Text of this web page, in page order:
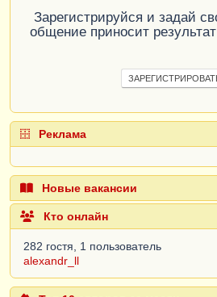
Зарегистрируйся и задай
общение приносит
Реклама
Новые вакансии
Кто онлайн
282 гостя, 1 пользователь
alexandr_ll